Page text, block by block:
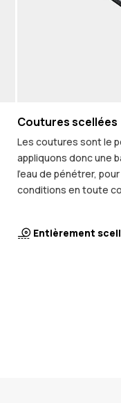
Coutures scellées
Les coutures sont le
appliquons donc une
l'eau de pénétrer,
conditions en toute
Entièrement